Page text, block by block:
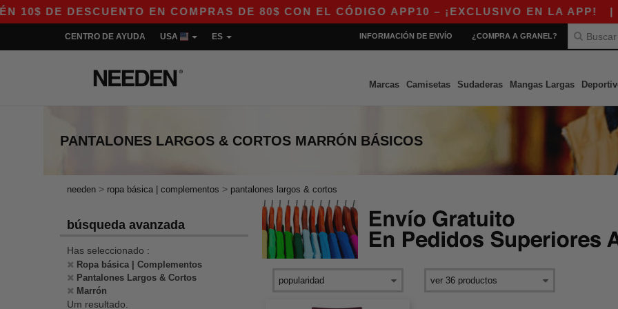
DE DESCUENTO EN COMPRAS DE 80$ CON EL CÓDIGO APP10 – ¡EXCLUSIVO EN LA APP!|
CENTRO DE AYUDA USA ES INFORMACIÓN DE ENVÍO ¿COMPRA A GRANEL?
Marcas Camisetas Sudaderas Mangas Largas
PANTALONES LARGOS & CORTOS MARRÓN BÁSICOS
needen > ropa básica | complementos > pantalones largos & cortos
búsqueda avanzada
Has seleccionado :
Ropa básica | Complementos
Pantalones Largos & Cortos
Marrón
Um resultado.